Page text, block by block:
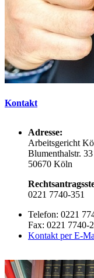
Kontakt
Adresse:
Arbeitsgericht
Blumenthalstr. 33
50670 Köln
0221 7740-351
Telefon: 0221
Fax: 0221 7740-
Kontakt per E-